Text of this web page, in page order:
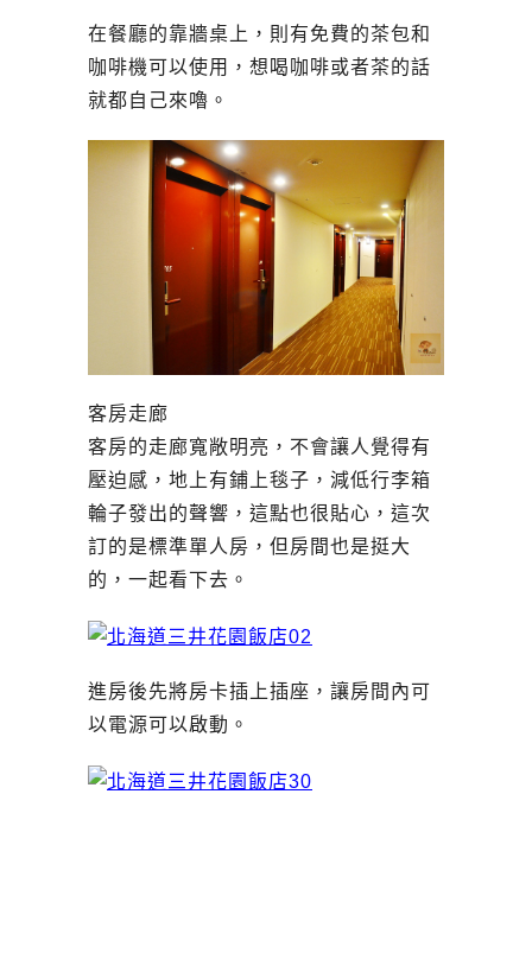
在餐廳的靠牆桌上，則有免費的茶包和
咖啡機可以使用，想喝咖啡或者茶的話
就都自己來嚕。
客房走廊
客房的走廊寬敞明亮，不會讓人覺得有
壓迫感，地上有鋪上毯子，減低行李箱
輪子發出的聲響，這點也很貼心，這次
訂的是標準單人房，但房間也是挺大
的，一起看下去。
進房後先將房卡插上插座，讓房間內可
以電源可以啟動。